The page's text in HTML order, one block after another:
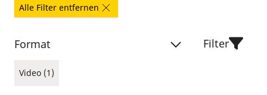
Alle Filter entfernen
Format
Video (1)
Filter